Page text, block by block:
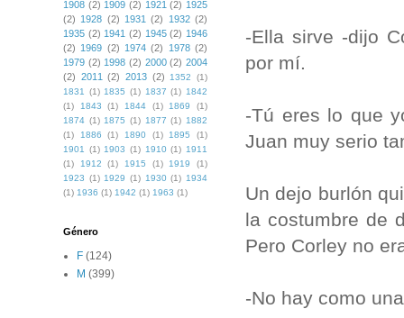
-Ella sirve -dijo
por mí.
-Tú eres lo que
Juan muy serio
Un dejo burlón
la costumbre de
Pero Corley no
-No hay como
1908 (2) 1909 (2) 1921 (2) 1925
(2) 1928 (2) 1931 (2) 1932 (2)
1935 (2) 1941 (2) 1945 (2) 1946
(2) 1969 (2) 1974 (2) 1978 (2)
1979 (2) 1998 (2) 2000 (2) 2004
(2) 2011 (2) 2013 (2) 1352
(1)
1831 (1) 1835 (1) 1837 (1) 1842
(1)
1843 (1) 1844 (1) 1869
(1)
1874 (1) 1875 (1) 1877 (1) 1882
(1)
1886 (1) 1890 (1) 1895
(1)
1901 (1) 1903 (1) 1910 (1) 1911
(1)
1912 (1) 1915 (1) 1919
(1)
1923 (1) 1929 (1) 1930 (1) 1934
(1) 1936 (1) 1942 (1) 1963 (1)
Género
F (124)
M (399)